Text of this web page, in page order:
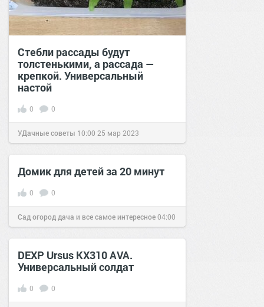
Стебли рассады будут
толстенькими, а рассада —
крепкой. Универсальный
настой
0 0
УДачные советы 10:00 25 мар 2023
Домик для детей за 20 минут
0 0
Сад огород дача и все самое интересное04:00
01 апр 2017
DEXP Ursus KX310 AVA.
Универсальный солдат
0 0